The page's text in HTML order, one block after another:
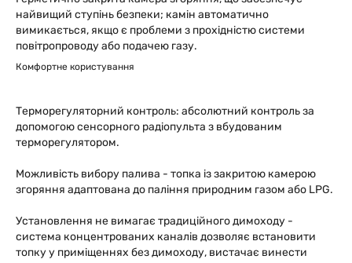
найвищий ступінь безпеки; камін автоматично
вимикається, якщо є проблеми з прохідністю системи
повітропроводу або подачею газу.
Комфортне користування
Терморегуляторний контроль: абсолютний контроль за
допомогою сенсорного радіопульта з вбудованим
терморегулятором.
Можливість вибору палива - топка із закритою камерою
згоряння адаптована до паління природним газом або LPG.
Установлення не вимагає традиційного димоходу -
система концентрованих каналів дозволяє встановити
топку у приміщеннях без димоходу, вистачає винести